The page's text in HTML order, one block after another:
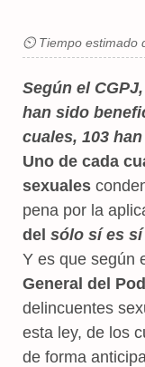
⏲ Tiempo estimado
Según el
han sido
cuales, 103
Uno de cada
sexuales
pena por la
del sólo sí es sí
Y es que según
General del
delincuentes
esta ley, de los
de forma